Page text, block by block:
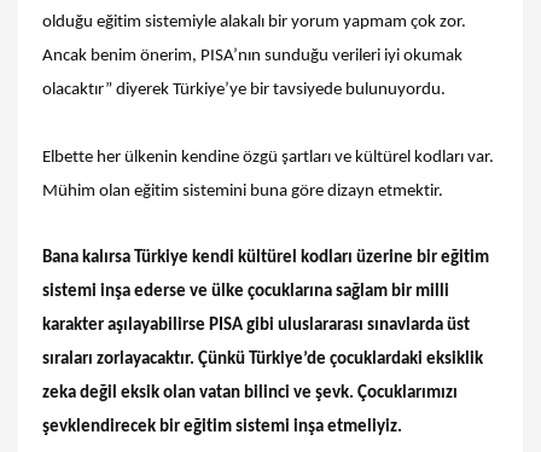
olduğu eğitim sistemiyle alakalı bir yorum yapmam çok zor.
Ancak benim önerim, PISA’nın sunduğu verileri iyi okumak
olacaktır” diyerek Türkiye’ye bir tavsiyede bulunuyordu.
Elbette her ülkenin kendine özgü şartları ve kültürel kodları var.
Mühim olan eğitim sistemini buna göre dizayn etmektir.
Bana kalırsa Türkiye kendi kültürel kodları üzerine bir eğitim
sistemi inşa ederse ve ülke çocuklarına sağlam bir milli
karakter aşılayabilirse PISA gibi uluslararası sınavlarda üst
sıraları zorlayacaktır. Çünkü Türkiye’de çocuklardaki eksiklik
zeka değil eksik olan vatan bilinci ve şevk. Çocuklarımızı
şevklendirecek bir eğitim sistemi inşa etmeliyiz.